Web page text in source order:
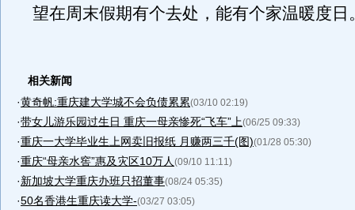
望在周末假期有个去处，能有个家温暖度日
相关新闻
·黄奇帆:重庆建大学城不会负债累累(03/10 02:19)
·带女儿游乐园过生日 重庆一母亲惨死“飞车”上(06/25 09:33)
·重庆一大学毕业生上网卖旧报纸 月赚两三千(图)(01/28 05:30)
·重庆“母亲水窖”惠及灾区10万人 (09/10 11:11)
·新加坡大学重庆办班只招董事(08/24 05:35)
·50名香港生重庆读大学-(03/27 03:05)